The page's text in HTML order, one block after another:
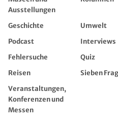
Ausstellungen
Geschichte Umwelt
Podcast
Interviews
Fehlersuche
Quiz
Reisen
Sieben
Veranstaltungen,
Konferenzen und
Messen